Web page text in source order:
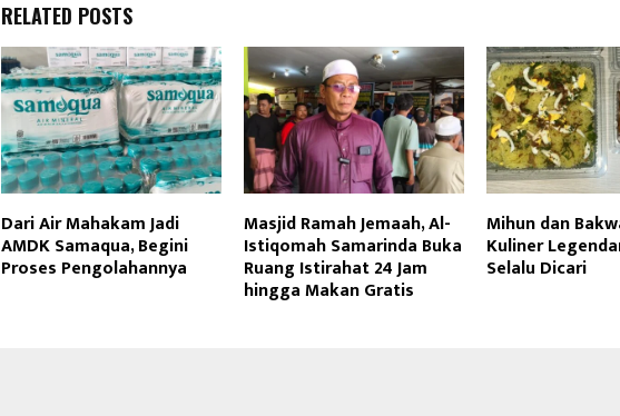
RELATED POSTS
Dari Air Mahakam Jadi
AMDK Samaqua, Begini
Proses Pengolahannya
Masjid Ramah Jemaah, Al-
Istiqomah Samarinda Buka
Ruang Istirahat 24 Jam
hingga Makan Gratis
Mihun dan
Kuliner
Selalu Dicari